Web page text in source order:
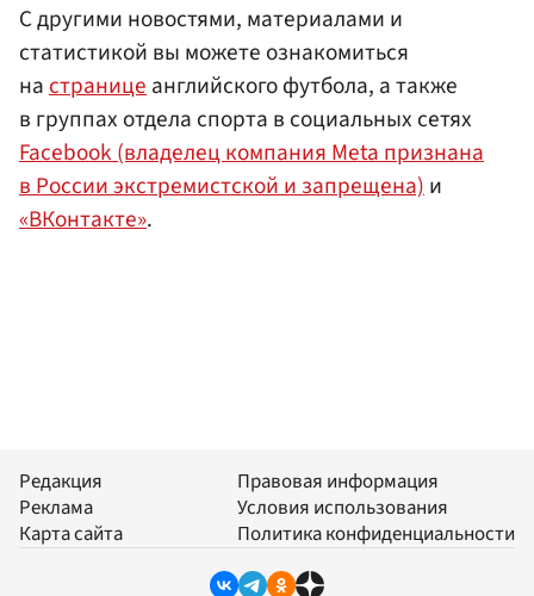
С другими новостями, материалами и
статистикой вы можете ознакомиться
на странице английского футбола, а также
в группах отдела спорта в социальных сетях
Facebook (владелец компания Meta признана
в России экстремистской и запрещена) и
«ВКонтакте».
Редакция
Реклама
Карта сайта
Правовая информация
Условия использования
Политика конфиденциальности